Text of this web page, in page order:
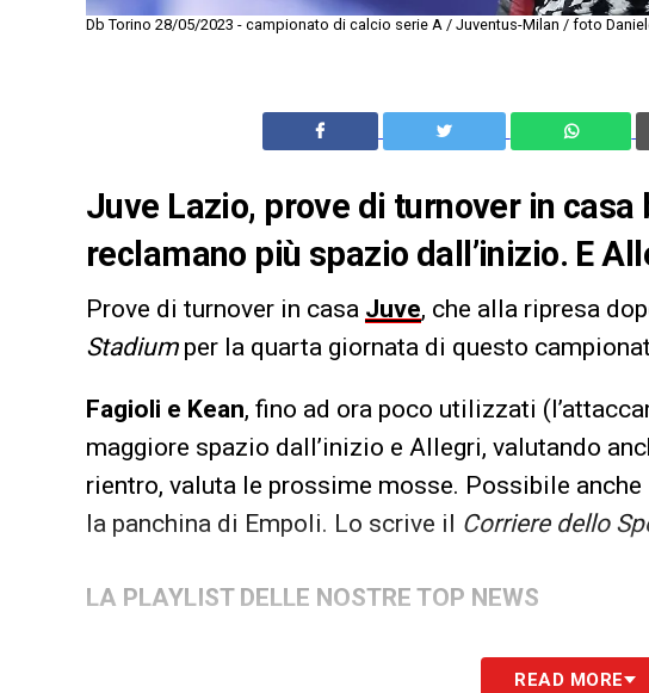
Db Torino 28/05/2023 - campionato di calcio serie A / Juventus-Milan / foto
Juve Lazio, prove di turnover in casa
reclamano più spazio dall’inizio. E
Prove di turnover in casa Juve, che alla ripresa
Stadium per la quarta giornata di questo
Fagioli e Kean, fino ad ora poco utilizzati
maggiore spazio dall’inizio e Allegri, valutando
rientro, valuta le prossime mosse. Possibile
la panchina di Empoli. Lo scrive il Corriere dello
LA PLAYLIST DELLE NOSTRE TOP NEWS
READ MORE